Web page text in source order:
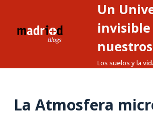
Un
Los suelos y la
La Atmosfera